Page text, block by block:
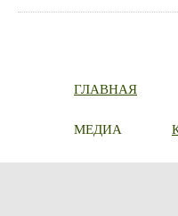
ГЛАВНАЯ
МЕДИА